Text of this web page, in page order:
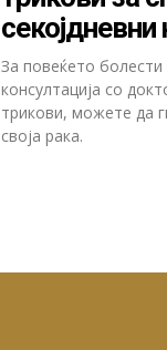
секојдневни
За повеќето
консултација со
трикови, можете да
своја рака.